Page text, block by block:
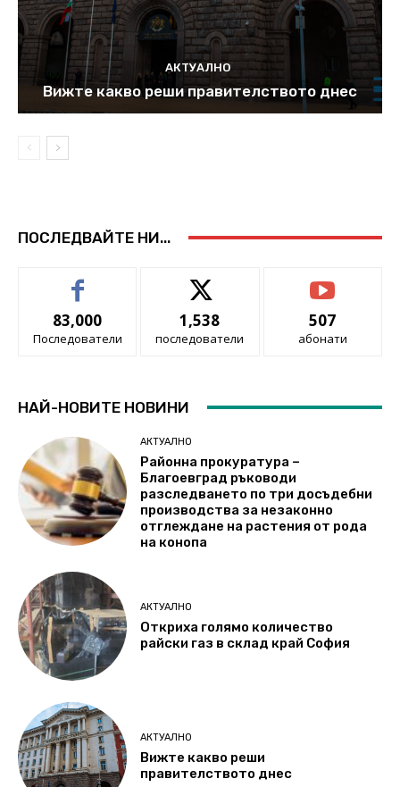
АКТУАЛНО
Вижте какво реши правителството днес
ПОСЛЕДВАЙТЕ НИ...
83,000
Последователи
1,538
последователи
507
абонати
НАЙ-НОВИТЕ НОВИНИ
АКТУАЛНО
Районна прокуратура –
Благоевград ръководи
разследването по три досъдебни
производства за незаконно
отглеждане на растения от рода
на конопа
АКТУАЛНО
Откриха голямо количество
райски газ в склад край София
АКТУАЛНО
Вижте какво реши
правителството днес